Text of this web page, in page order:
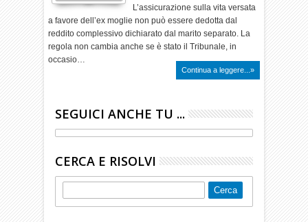
L’assicurazione sulla vita versata
a favore dell’ex moglie non può essere dedotta dal
reddito complessivo dichiarato dal marito separato. La
regola non cambia anche se è stato il Tribunale, in
occasio…
Continua a leggere...»
SEGUICI ANCHE TU ...
CERCA E RISOLVI